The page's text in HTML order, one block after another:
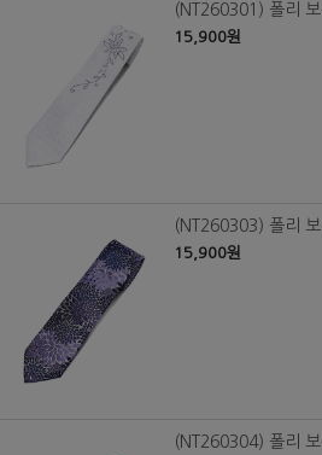
(NT260301) 폴리 보
15,900원
(NT260303) 폴리 보
15,900원
(NT260304) 폴리 보